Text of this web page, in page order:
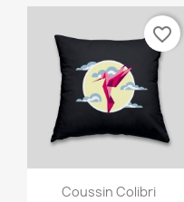
Aperçu rapide
Coussin Colibri
favorite_border